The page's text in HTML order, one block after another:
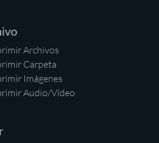
Archivos
Carpeta
Imágenes
Audio/Vídeo